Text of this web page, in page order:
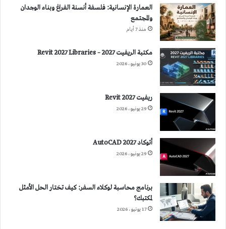
العمارة الإنسانية: فلسفة أنسنة الفراغ وبناء الوجدان
والمجتمع
منذ 7 أيام
مكتبة الريفيت 2027 – Revit 2027 Libraries
30 يونيو، 2026
ريفيت 2027 Revit
29 يونيو، 2026
أتوكاد 2027 AutoCAD
29 يونيو، 2026
برنامج محاسبة لوكلاء السفر: كيف تختار الحل الأمثل
لمكتبك؟
17 يونيو، 2026